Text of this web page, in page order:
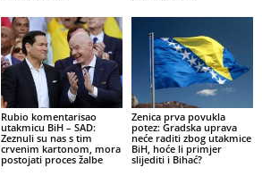
Rubio komentarisao
utakmicu BiH – SAD:
Zeznuli su nas s tim
crvenim kartonom, mora
postojati proces žalbe
Zenica prva povukla
potez: Gradska uprava
neće raditi zbog utakmice
BiH, hoće li primjer
slijediti i Bihać?